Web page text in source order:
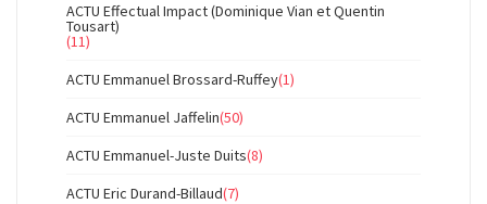
ACTU Effectual Impact (Dominique Vian et Quentin
Tousart)
(11)
ACTU Emmanuel Brossard-Ruffey(1)
ACTU Emmanuel Jaffelin(50)
ACTU Emmanuel-Juste Duits(8)
ACTU Eric Durand-Billaud(7)